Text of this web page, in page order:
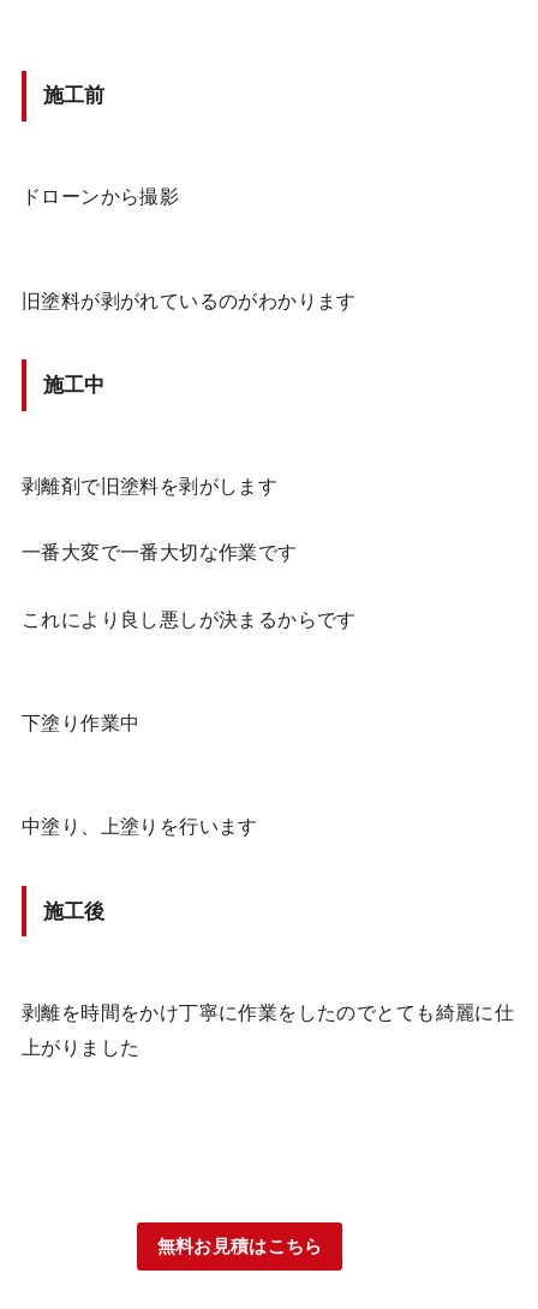
施工前
ドローンから撮影
旧塗料が剥がれているのがわかります
施工中
剥離剤で旧塗料を剥がします
一番大変で一番大切な作業です
これにより良し悪しが決まるからです
下塗り作業中
中塗り、上塗りを行います
施工後
剥離を時間をかけ丁寧に作業をしたのでとても綺麗に仕
上がりました
無料お見積はこちら